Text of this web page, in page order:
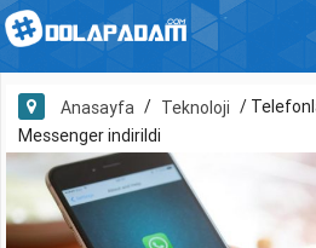
Anasayfa / Teknoloji /
Messenger indirildi